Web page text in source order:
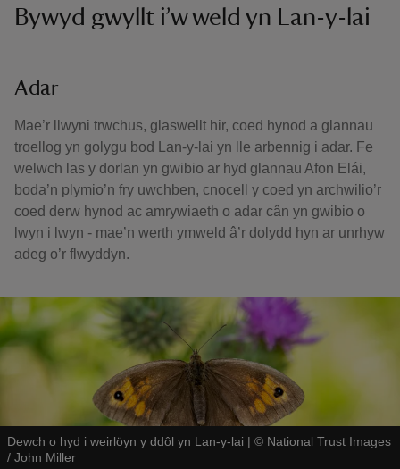
Bywyd gwyllt i’w weld yn Lan-y-lai
Adar
Mae’r llwyni trwchus, glaswellt hir, coed hynod a glannau
troellog yn golygu bod Lan-y-lai yn lle arbennig i adar. Fe
welwch las y dorlan yn gwibio ar hyd glannau Afon Elái,
boda’n plymio’n fry uwchben, cnocell y coed yn archwilio’r
coed derw hynod ac amrywiaeth o adar cân yn gwibio o
lwyn i lwyn - mae’n werth ymweld â’r dolydd hyn ar unrhyw
adeg o’r flwyddyn.
Dewch o hyd i weirlöyn y ddôl yn Lan-y-lai | © National Trust Images
/ John Miller